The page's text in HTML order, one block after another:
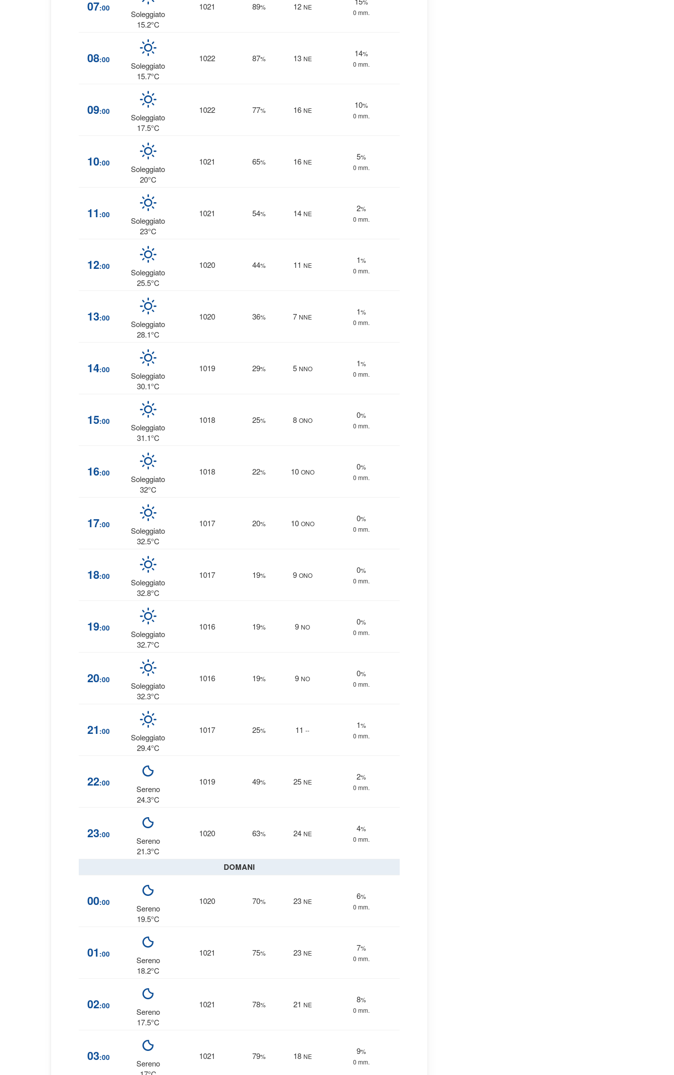
07:00
Soleggiato
15.2°C
1021 89% 12 NE
%
0 mm.
08:00
Soleggiato
15.7°C
1022 87% 13 NE
14%
0 mm.
09:00
Soleggiato
17.5°C
1022 77% 16 NE
10%
0 mm.
10:00
Soleggiato
20°C
1021 65% 16 NE
5%
0 mm.
11 :00
Soleggiato
23°C
1021 54% 14 NE
2%
0 mm.
12:00
Soleggiato
25.5°C
1020 44% 11 NE
1%
0 mm.
13:00
Soleggiato
28.1°C
1020 36% 7 NNE
1%
0 mm.
14:00
Soleggiato
30.1°C
1019 29% 5 NNO
1%
0 mm.
15:00
Soleggiato
31.1°C
1018 25% 8 ONO
0%
0 mm.
16:00
Soleggiato
32°C
1018 22% 10 ONO
0%
0 mm.
17:00
Soleggiato
32.5°C
1017 20% 10 ONO
0%
0 mm.
18:00
Soleggiato
32.8°C
1017 19% 9 ONO
0%
0 mm.
19:00
Soleggiato
32.7°C
1016 19% 9 NO
0%
0 mm.
20:00
Soleggiato
32.3°C
1016 19% 9 NO
0%
0 mm.
21 :00
Soleggiato
29.4°C
1017 25% 11 --
1%
0 mm.
22:00
Sereno
24.3°C
1019 49% 25 NE
2%
0 mm.
23:00
Sereno
21.3°C
1020 63% 24 NE
4%
0 mm.
DOMANI
00:00
Sereno
19.5°C
1020 70% 23 NE
6%
0 mm.
01 :00
Sereno
18.2°C
1021 75% 23 NE
7%
0 mm.
02:00
Sereno
17.5°C
1021 78% 21 NE
8%
0 mm.
03:00
Sereno
1021 79% 18 NE
9%
0 mm.